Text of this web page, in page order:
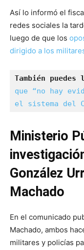
Así lo informó el
redes sociales la
luego de que los
dirigido a los
También puedes
que “no hay
el sistema del
Ministerio
González
Machado
En el comunicado
Machado, ambos
militares y policías